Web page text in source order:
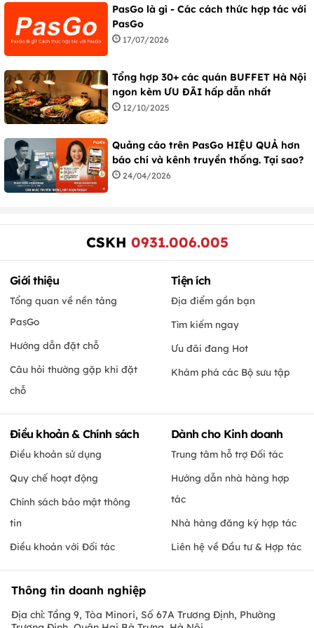
PasGo là gì - Các cách thức hợp tác với
PasGo
17/07/2026
Tổng hợp 30+ các quán BUFFET Hà Nội
ngon kèm ƯU ĐÃI hấp dẫn nhất
12/10/2025
Quảng cáo trên PasGo HIỆU QUẢ hơn
báo chí và kênh truyền thống. Tại sao?
24/04/2026
CSKH 0931.006.005
Giới thiệu
Tổng quan về nền tảng
PasGo
Hướng dẫn đặt chỗ
Câu hỏi thường gặp khi đặt
chỗ
Tiện ích
Địa điểm gần bạn
Tìm kiếm ngay
Ưu đãi đang Hot
Khám phá các Bộ sưu tập
Điều khoản & Chính sách
Điều khoản sử dụng
Quy chế hoạt động
Chính sách bảo mật thông
tin
Điều khoản với Đối tác
Dành cho Kinh doanh
Trung tâm hỗ trợ Đối tác
Hướng dẫn nhà hàng hợp
tác
Nhà hàng đăng ký hợp tác
Liên hệ về Đầu tư & Hợp tác
Thông tin doanh nghiệp
Địa chỉ: Tầng 9, Tòa Minori, Số 67A Trương Định, Phường